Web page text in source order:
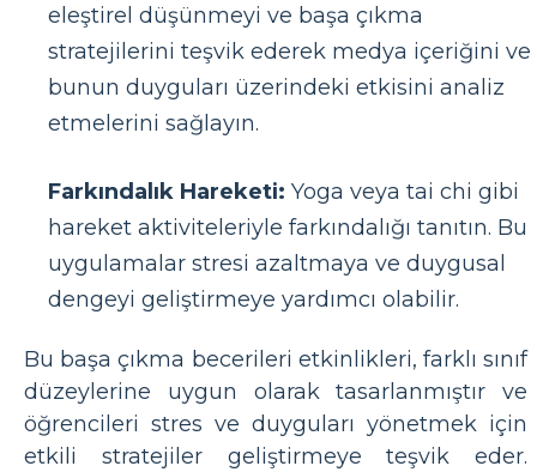
eleştirel düşünmeyi ve başa çıkma
stratejilerini teşvik ederek medya içeriğini ve
bunun duyguları üzerindeki etkisini analiz
etmelerini sağlayın.
Farkındalık Hareketi: Yoga veya tai chi gibi
hareket aktiviteleriyle farkındalığı tanıtın. Bu
uygulamalar stresi azaltmaya ve duygusal
dengeyi geliştirmeye yardımcı olabilir.
Bu başa çıkma becerileri etkinlikleri, farklı sınıf
düzeylerine uygun olarak tasarlanmıştır ve
öğrencileri stres ve duyguları yönetmek için
etkili stratejiler geliştirmeye teşvik eder.